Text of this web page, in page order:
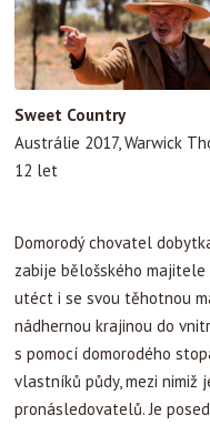
Sweet Country
Austrálie 2017, Warwick
12 let
Domorodý chovatel
zabije bělošského
utéct i se svou těhotnou
nádhernou krajinou do
s pomocí domorodého
vlastníků půdy, mezi nimiž
pronásledovatelů. Je